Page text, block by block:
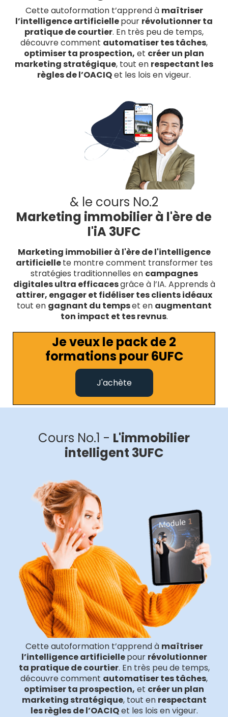
Cette autoformation t’apprend à maîtriser
l’intelligence artificiellepour révolutionner ta
pratique de courtier. En très peu de temps,
découvre comment automatiser tes tâches,
optimiser ta prospection, et créer un plan
marketing stratégique, tout en respectant les
règles de l’OACIQet les lois en vigeur​​.
& le cours No.2
Marketing immobilier à l'ère de
l'iA 3UFC
Marketing immobilier à l'ère de l'intelligence
artificiellete montre comment transformer tes
stratégies traditionnelles en campagnes
digitales ultra efficacesgrâce à l’IA. Apprends à
attirer, engager et fidéliser tes clients idéaux
tout en gagnant du tempset en augmentant
ton impact et tes revnus​​.
Je veux le pack de 2
formations pour 6UFC
J'achète
Cours No.1 - L'immobilier
intelligent 3UFC
Cette autoformation t’apprend à maîtriser
l’intelligence artificiellepour révolutionner
ta pratique de courtier. En très peu de temps,
découvre comment automatiser tes tâches,
optimiser ta prospection, et créer un plan
marketing stratégique, tout en respectant
les règles de l’OACIQet les lois en vigeur​​.